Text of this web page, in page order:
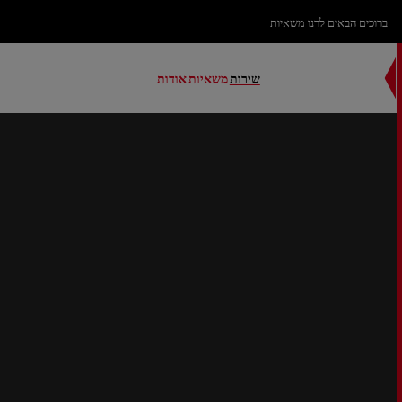
ברוכים הבאים לרנו משאיות
שירותמשאיותאודות